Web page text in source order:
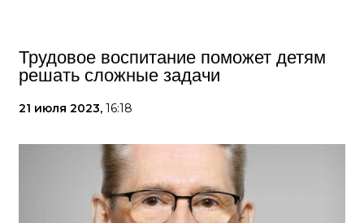
Трудовое воспитание поможет детям
решать сложные задачи
21 июля 2023, 16:18